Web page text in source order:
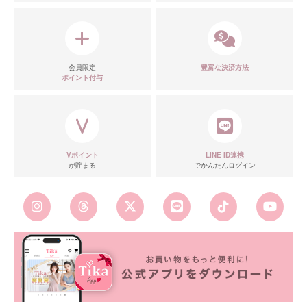
会員限定
ポイント付与
豊富な決済方法
Vポイント
が貯まる
LINE ID連携
でかんたんログイン